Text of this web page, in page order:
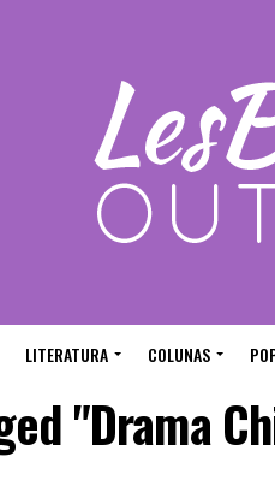
LITERATURA COLUNAS
"Drama